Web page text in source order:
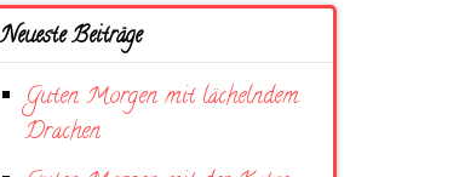
Neueste Beiträge
Guten Morgen mit lächelndem
Drachen